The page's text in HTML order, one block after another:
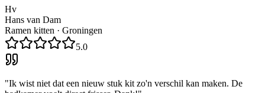
Hv
Hans van Dam
Ramen kitten · Groningen
5.0
"Ik wist niet dat een nieuw stuk kit zo'n verschil kan maken. De